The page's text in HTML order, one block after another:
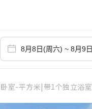
室-平方米|带1个独立浴室